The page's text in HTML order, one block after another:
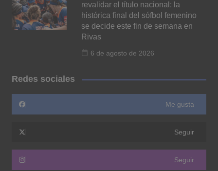
revalidar el título nacional: la
histórica final del sófbol femenino
se decide este fin de semana en
Rivas
6 de agosto de 2026
Redes sociales
Me gusta
Seguir
Seguir